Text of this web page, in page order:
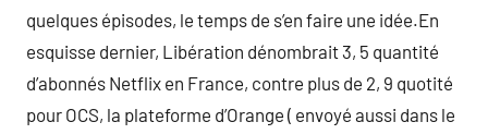
quelques épisodes, le temps de s’en faire une idée.En
esquisse dernier, Libération dénombrait 3, 5 quantité
d’abonnés Netflix en France, contre plus de 2, 9 quotité
pour OCS, la plateforme d’Orange ( envoyé aussi dans le